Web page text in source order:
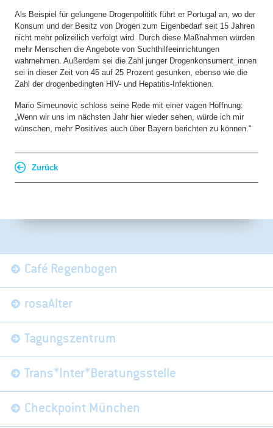
Als Beispiel für gelungene Drogenpolititk führt er Portugal an, wo der
Konsum und der Besitz von Drogen zum Eigenbedarf seit 15 Jahren
nicht mehr polizeilich verfolgt wird. Durch diese Maßnahmen würden
mehr Menschen die Angebote von Suchthilfeeinrichtungen
wahrnehmen. Außerdem sei die Zahl junger Drogenkonsument_innen
sei in dieser Zeit von 45 auf 25 Prozent gesunken, ebenso wie die
Zahl der drogenbedingten HIV- und Hepatitis-Infektionen.
Mario Simeunovic schloss seine Rede mit einer vagen Hoffnung:
„Wenn wir uns im nächsten Jahr hier wieder sehen, würde ich mir
wünschen, mehr Positives auch über Bayern berichten zu können.“
Zurück
überspringenCafé Regenbogen
rosaAlter
Tagungszentrum
Trans*Inter*Beratungsstelle
Checkpoint München